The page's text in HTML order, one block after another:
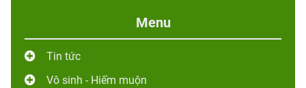
Menu
Tin tức
Vô sinh - Hiếm muộn